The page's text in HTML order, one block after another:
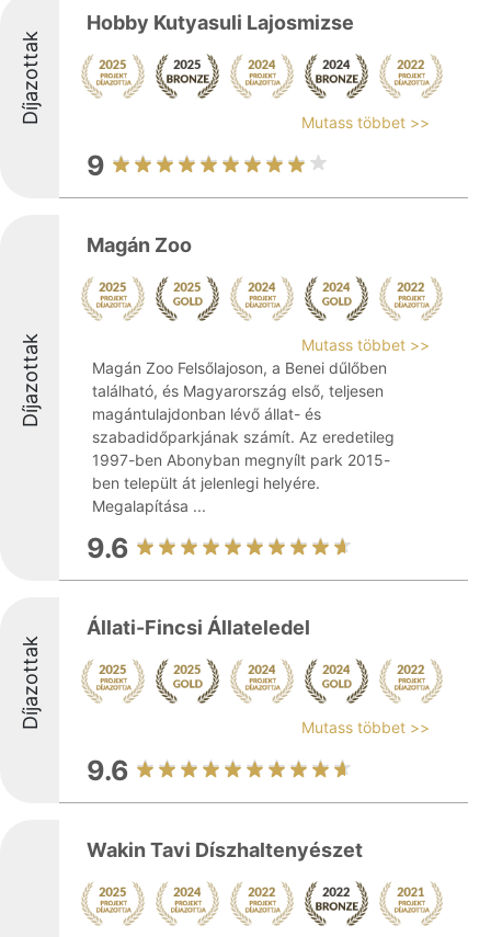
Díjazottak
Hobby Kutyasuli Lajosmizse
Mutass többet >>
9
Díjazottak
Magán Zoo
Mutass többet >>
Magán Zoo Felsőlajoson, a Benei dűlőben
található, és Magyarország első, teljesen
magántulajdonban lévő állat- és
szabadidőparkjának számít. Az eredetileg
1997-ben Abonyban megnyílt park 2015-
ben települt át jelenlegi helyére.
Megalapítása ...
9.6
Díjazottak
Állati-Fincsi Állateledel
Mutass többet >>
9.6
Wakin Tavi Díszhaltenyészet